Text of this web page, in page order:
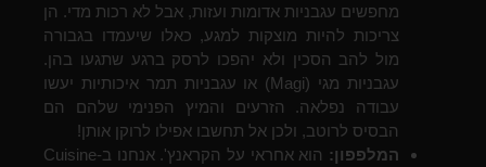
מחפשים עגבניות אדומות ועזות, אבל לא רכות מדי. הן
צריכות להיות מוצקות למגע, כאלו שיעמדו בגבורה
מול להב הסכין ולא יהפכו לרסק ברגע שתגעו בהן.
עגבניות מגי (Magi) או עגבניות תמר איכותיות יעשו
עבודה נפלאה. הזרעים והמיץ הפנימי שלהם הם
הבסיס לרוטב, ולכן אל תחשבו אפילו לרוקן אותן!
המלפפון:
הוא אחראי על הקראנץ'. אנחנו ב-Cuisine